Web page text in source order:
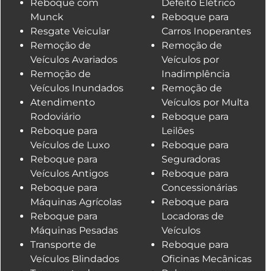
Reboque com
Munck
Resgate Veicular
Remoção de
Veículos Avariados
Remoção de
Veículos Inundados
Atendimento
Rodoviário
Reboque para
Veículos de Luxo
Reboque para
Veículos Antigos
Reboque para
Máquinas Agrícolas
Reboque para
Máquinas Pesadas
Transporte de
Veículos Blindados
Defeito Elétrico
Reboque para
Carros Inoperantes
Remoção de
Veículos por
Inadimplência
Remoção de
Veículos por Multa
Reboque para
Leilões
Reboque para
Seguradoras
Reboque para
Concessionárias
Reboque para
Locadoras de
Veículos
Reboque para
Oficinas Mecânicas